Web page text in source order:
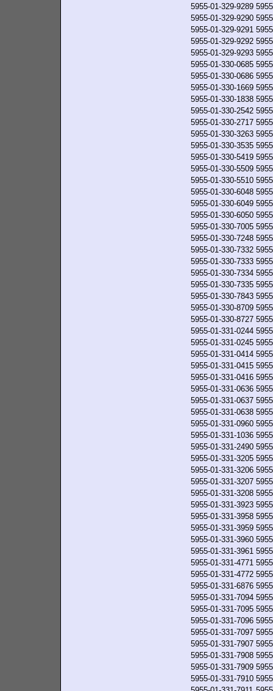
5955-01-329-9289
5955-01-329-9290
5955-01-329-9291
5955-01-329-9292
5955-01-329-9293
5955-01-330-0685
5955-01-330-0686
5955-01-330-1669
5955-01-330-1838
5955-01-330-2542
5955-01-330-2717
5955-01-330-3263
5955-01-330-3535
5955-01-330-5419
5955-01-330-5509
5955-01-330-5510
5955-01-330-6048
5955-01-330-6049
5955-01-330-6050
5955-01-330-7005
5955-01-330-7248
5955-01-330-7332
5955-01-330-7333
5955-01-330-7334
5955-01-330-7335
5955-01-330-7843
5955-01-330-8709
5955-01-330-8727
5955-01-331-0244
5955-01-331-0245
5955-01-331-0414
5955-01-331-0415
5955-01-331-0416
5955-01-331-0636
5955-01-331-0637
5955-01-331-0638
5955-01-331-0960
5955-01-331-1036
5955-01-331-2490
5955-01-331-3205
5955-01-331-3206
5955-01-331-3207
5955-01-331-3208
5955-01-331-3923
5955-01-331-3958
5955-01-331-3959
5955-01-331-3960
5955-01-331-3961
5955-01-331-4771
5955-01-331-4772
5955-01-331-6876
5955-01-331-7094
5955-01-331-7095
5955-01-331-7096
5955-01-331-7097
5955-01-331-7907
5955-01-331-7908
5955-01-331-7909
5955-01-331-7910